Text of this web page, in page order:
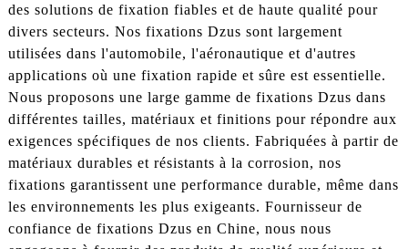
des solutions de fixation fiables et de haute qualité pour
divers secteurs. Nos fixations Dzus sont largement
utilisées dans l'automobile, l'aéronautique et d'autres
applications où une fixation rapide et sûre est essentielle.
Nous proposons une large gamme de fixations Dzus dans
différentes tailles, matériaux et finitions pour répondre aux
exigences spécifiques de nos clients. Fabriquées à partir de
matériaux durables et résistants à la corrosion, nos
fixations garantissent une performance durable, même dans
les environnements les plus exigeants. Fournisseur de
confiance de fixations Dzus en Chine, nous nous